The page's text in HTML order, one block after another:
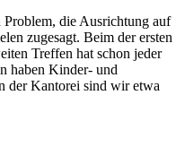
Problem, die Ausrichtung auf
zugesagt. Beim der ersten
Treffen hat schon jeder
haben Kinder- und
der Kantorei sind wir etwa